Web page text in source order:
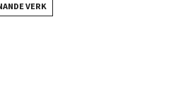
VERK